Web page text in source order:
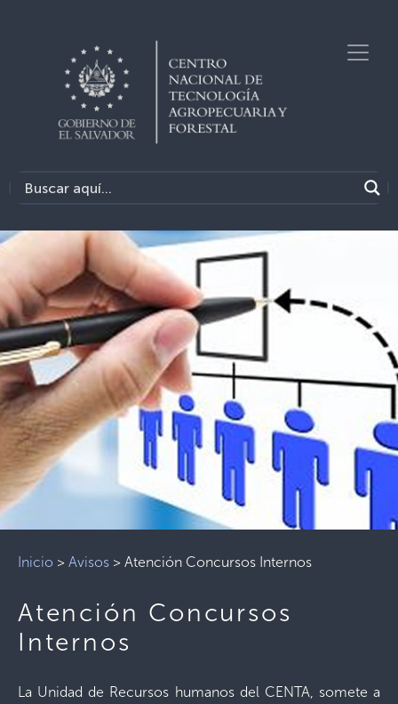
Inicio > Avisos > Atención Concursos Internos
Atención Concursos
Internos
La Unidad de Recursos humanos del CENTA, somete a